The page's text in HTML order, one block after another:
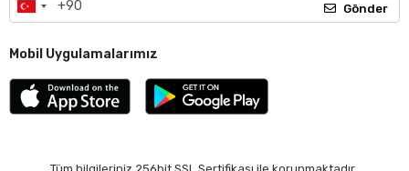
Gönder
Mobil Uygulamalarımız